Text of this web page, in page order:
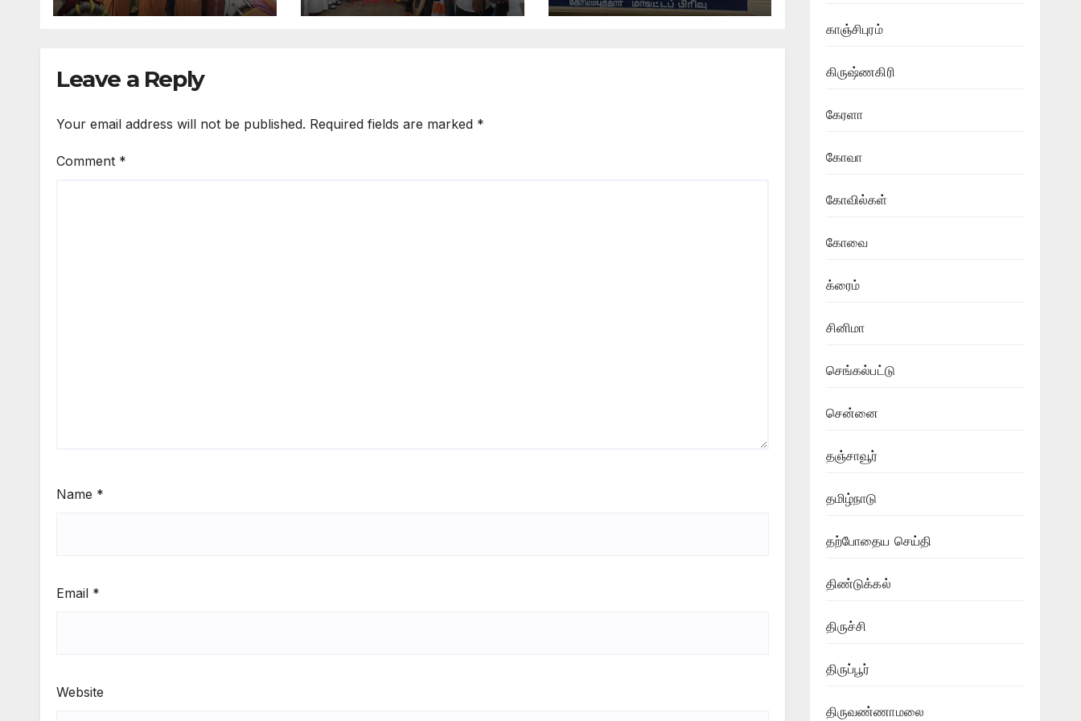
பேரணி
Leave a Reply
Your email address will not be published. Required fields are marked *
Comment *
Name *
Email *
Website
காஞ்சிபுரம்
கிருஷ்ணகிரி
கேரளா
கோவா
கோவில்கள்
கோவை
க்ரைம்
சினிமா
செங்கல்பட்டு
சென்னை
தஞ்சாவூர்
தமிழ்நாடு
தற்போதைய செய்தி
திண்டுக்கல்
திருச்சி
திருப்பூர்
திருவண்ணாமலை